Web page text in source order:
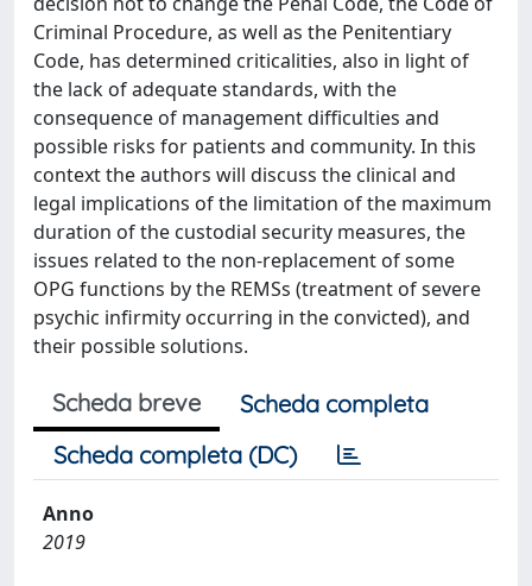
Criminal Procedure, as well as the Penitentiary
Code, has determined criticalities, also in light of
the lack of adequate standards, with the
consequence of management difficulties and
possible risks for patients and community. In this
context the authors will discuss the clinical and
legal implications of the limitation of the maximum
duration of the custodial security measures, the
issues related to the non-replacement of some
OPG functions by the REMSs (treatment of severe
psychic infirmity occurring in the convicted), and
their possible solutions.
Scheda breve
Scheda completa
Scheda completa (DC)
Anno
2019